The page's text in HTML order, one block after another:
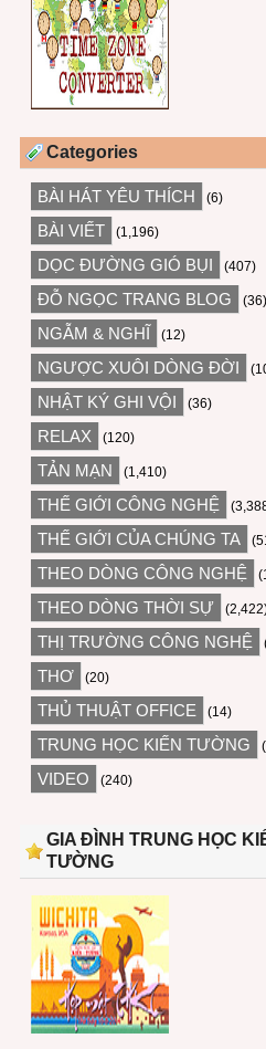
Categories
BÀI HÁT YÊU THÍCH (6)
BÀI VIẾT (1,196)
DỌC ĐƯỜNG GIÓ BỤI (407)
ĐỖ NGỌC TRANG BLOG (36)
NGẪM & NGHĨ (12)
NGƯỢC XUÔI DÒNG ĐỜI
NHẬT KÝ GHI VỘI (36)
RELAX (120)
TẢN MẠN (1,410)
THẾ GIỚI CÔNG NGHỆ
THẾ GIỚI CỦA CHÚNG TA
THEO DÒNG CÔNG NGHỆ
THEO DÒNG THỜI SỰ
THỊ TRƯỜNG CÔNG NGHỆ
THƠ (20)
THỦ THUẬT OFFICE (14)
TRUNG HỌC KIẾN TƯỜNG
VIDEO (240)
GIA ĐÌNH TRUNG HỌC
TƯỜNG